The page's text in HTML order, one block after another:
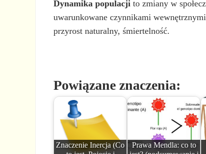
Dynamika populacji to zmiany w
uwarunkowane czynnikami
przyrost naturalny, śmiertelność.
Powiązane znaczenia:
Znaczenie Inercja (Co
Prawa Mendla: co to